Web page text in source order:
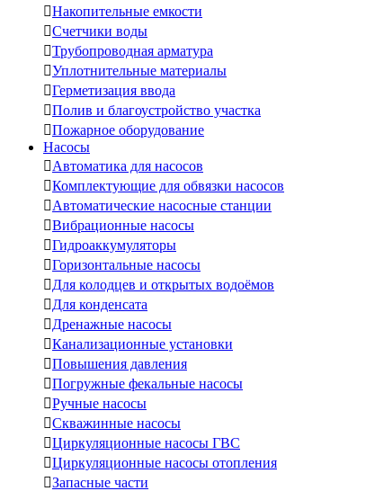
Накопительные емкости
Счетчики воды
Трубопроводная арматура
Уплотнительные материалы
Герметизация ввода
Полив и благоустройство участка
Пожарное оборудование
Насосы
Автоматика для насосов
Комплектующие для обвязки насосов
Автоматические насосные станции
Вибрационные насосы
Гидроаккумуляторы
Горизонтальные насосы
Для колодцев и открытых водоёмов
Для конденсата
Дренажные насосы
Канализационные установки
Повышения давления
Погружные фекальные насосы
Ручные насосы
Скважинные насосы
Циркуляционные насосы ГВС
Циркуляционные насосы отопления
Запасные части